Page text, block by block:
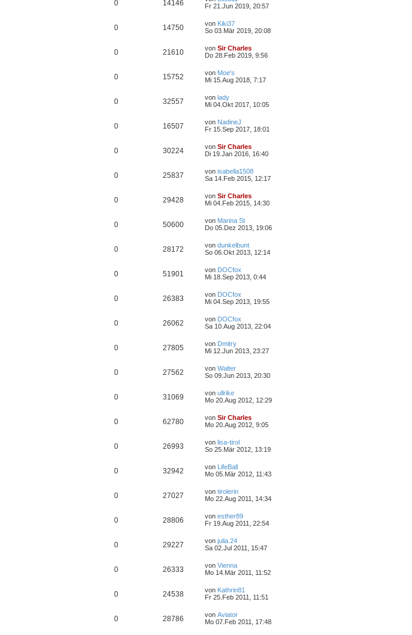
0 14146
Fr 21.Jun 2019, 20:57
0 14750 von Kiki37
So 03.Mär 2019, 20:08
0 21610 von Sir Charles
Do 28.Feb 2019, 9:56
0 15752 von Moe's
Mi 15.Aug 2018, 7:17
0 32557 von lady
Mi 04.Okt 2017, 10:05
0 16507 von NadineJ
Fr 15.Sep 2017, 18:01
0 30224 von Sir Charles
Di 19.Jan 2016, 16:40
0 25837 von isabella1508
Sa 14.Feb 2015, 12:17
0 29428 von Sir Charles
Mi 04.Feb 2015, 14:30
0 50600 von Marina St
Do 05.Dez 2013, 19:06
0 28172 von dunkelbunt
So 06.Okt 2013, 12:14
0 51901 von DOCfox
Mi 18.Sep 2013, 0:44
0 26383 von DOCfox
Mi 04.Sep 2013, 19:55
0 26062 von DOCfox
Sa 10.Aug 2013, 22:04
0 27805 von Dmitry
Mi 12.Jun 2013, 23:27
0 27562 von Walter
So 09.Jun 2013, 20:30
0 31069 von ullrike
Mo 20.Aug 2012, 12:29
0 62780 von Sir Charles
Mo 20.Aug 2012, 9:05
0 26993 von lisa-tirol
So 25.Mär 2012, 13:19
0 32942 von LifeBall
Mo 05.Mär 2012, 11:43
0 27027 von tirolerin
Mo 22.Aug 2011, 14:34
0 28806 von esther89
Fr 19.Aug 2011, 22:54
0 29227 von julia.24
Sa 02.Jul 2011, 15:47
0 26333 von Vienna
Mo 14.Mär 2011, 11:52
0 24538 von Kathrin81
Fr 25.Feb 2011, 11:51
0 28786 von Aviator
Mo 07.Feb 2011, 17:48